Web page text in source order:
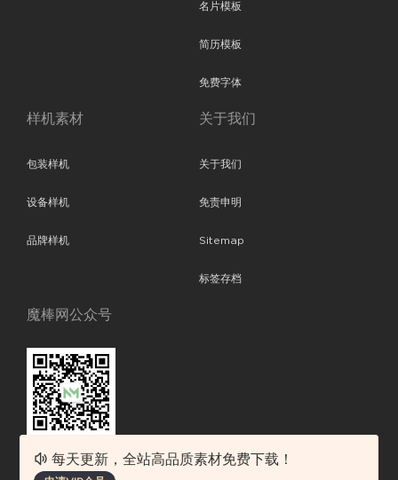
名片模板
简历模板
免费字体
样机素材
包装样机
设备样机
品牌样机
关于我们
关于我们
免责申明
Sitemap
标签存档
魔棒网公众号
魔棒网提供优质设计模板下载，分享优秀的设计。素材包含了APP设计、
每天更新，全站高品质素材免费下载！